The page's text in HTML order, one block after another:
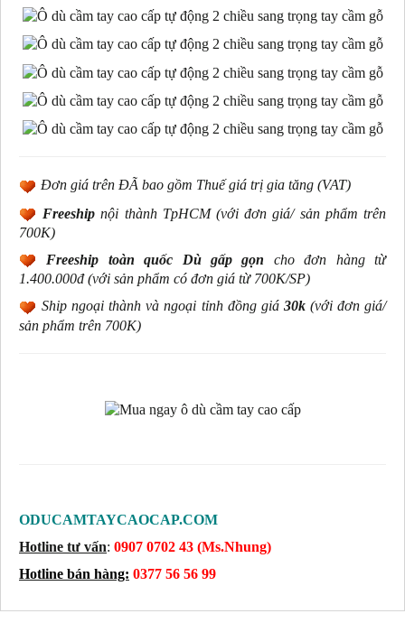
Đơn giá trên ĐÃ bao gồm Thuế giá trị gia tăng (VAT)
Freeship nội thành TpHCM (với đơn giá/ sản phẩm trên
700K)
Freeship toàn quốc Dù gấp gọn cho đơn hàng từ
1.400.000đ(với sản phẩm có đơn giá từ 700K/SP)
Ship ngoại thành và ngoại tỉnh đồng giá 30k (với đơn giá/
sản phẩm trên 700K)
ODUCAMTAYCAOCAP.COM
Hotline tư vấn: 0907 0702 43 (Ms.Nhung)
Hotline bán hàng: 0377 56 56 99